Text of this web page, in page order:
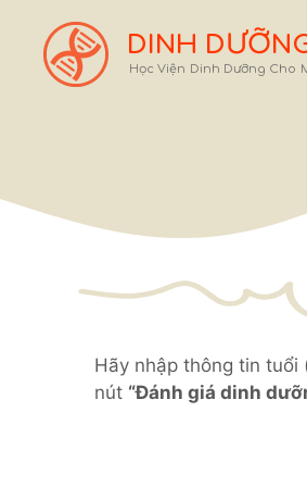
DINH
Học Viện Dinh Dưỡng Cho
Hãy nhập thông tin tuổi
nút “Đánh giá dinh